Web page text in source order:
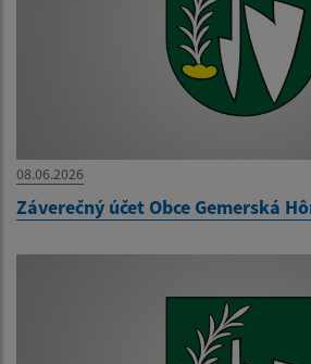
08.06.2026
Záverečný účet Obce Gemerská